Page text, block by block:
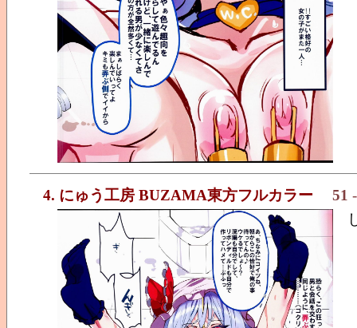
4. にゅう工房 BUZAMA東方フルカラー 51